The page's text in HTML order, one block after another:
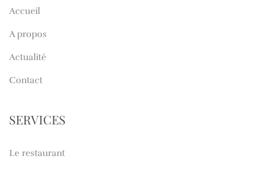
Accueil
A propos
Actualité
Contact
SERVICES
Le restaurant